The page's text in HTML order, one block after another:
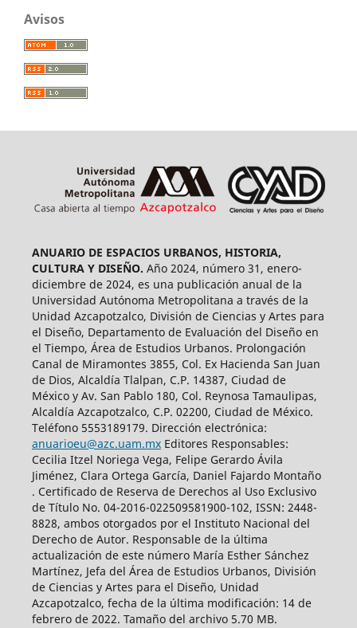
Avisos
ANUARIO DE ESPACIOS URBANOS, HISTORIA,
CULTURA Y DISEÑO. Año 2024, número 31, enero-
diciembre de 2024, es una publicación anual de la
Universidad Autónoma Metropolitana a través de la
Unidad Azcapotzalco, División de Ciencias y Artes para
el Diseño, Departamento de Evaluación del Diseño en
el Tiempo, Área de Estudios Urbanos. Prolongación
Canal de Miramontes 3855, Col. Ex Hacienda San Juan
de Dios, Alcaldía Tlalpan, C.P. 14387, Ciudad de
México y Av. San Pablo 180, Col. Reynosa Tamaulipas,
Alcaldía Azcapotzalco, C.P. 02200, Ciudad de México.
Teléfono 5553189179. Dirección electrónica:
anuarioeu@azc.uam.mxEditores Responsables:
Cecilia Itzel Noriega Vega, Felipe Gerardo Ávila
Jiménez, Clara Ortega García, Daniel Fajardo Montaño
. Certificado de Reserva de Derechos al Uso Exclusivo
de Título No. 04-2016-022509581900-102, ISSN: 2448-
8828, ambos otorgados por el Instituto Nacional del
Derecho de Autor. Responsable de la última
actualización de este número María Esther Sánchez
Martínez, Jefa del Área de Estudios Urbanos, División
de Ciencias y Artes para el Diseño, Unidad
Azcapotzalco, fecha de la última modificación: 14 de
febrero de 2022. Tamaño del archivo 5.70 MB.